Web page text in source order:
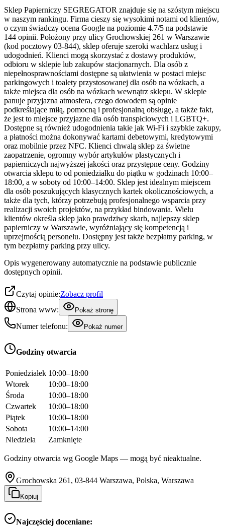
Sklep Papierniczy SEGREGATOR znajduje się na szóstym miejscu
w naszym rankingu. Firma cieszy się wysokimi notami od klientów,
o czym świadczy ocena Google na poziomie 4.7/5 na podstawie
144 opinii. Położony przy ulicy Grochowskiej 261 w Warszawie
(kod pocztowy 03-844), sklep oferuje szeroki wachlarz usług i
udogodnień. Klienci mogą skorzystać z dostawy produktów,
odbioru w sklepie lub zakupów stacjonarnych. Dla osób z
niepełnosprawnościami dostępne są ułatwienia w postaci miejsc
parkingowych i toalety przystosowanej dla osób na wózkach, a
także miejsca dla osób na wózkach wewnątrz sklepu. W sklepie
panuje przyjazna atmosfera, czego dowodem są opinie
podkreślające miłą, pomocną i profesjonalną obsługę, a także fakt,
że jest to miejsce przyjazne dla osób transpłciowych i LGBTQ+.
Dostępne są również udogodnienia takie jak Wi-Fi i szybkie zakupy,
a płatności można dokonywać kartami debetowymi, kredytowymi
oraz mobilnie przez NFC. Klienci chwalą sklep za świetne
zaopatrzenie, ogromny wybór artykułów plastycznych i
papierniczych najwyższej jakości oraz przystępne ceny. Godziny
otwarcia sklepu to od poniedziałku do piątku w godzinach 10:00–
18:00, a w soboty od 10:00–14:00. Sklep jest idealnym miejscem
dla osób poszukujących klasycznych kartek okolicznościowych, a
także dla tych, którzy potrzebują profesjonalnego wsparcia przy
realizacji swoich projektów, na przykład bindowania. Wielu
klientów określa sklep jako prawdziwy skarb, najlepszy sklep
papierniczy w Warszawie, wyróżniający się kompetencją i
uprzejmością personelu. Dostępny jest także bezpłatny parking, w
tym bezpłatny parking przy ulicy.
Opis wygenerowany automatycznie na podstawie publicznie
dostępnych opinii.
Czytaj opinie:Zobacz profil
Strona www:
Pokaż stronę
Numer telefonu: Pokaż numer
Godziny otwarcia
Poniedziałek 10:00–18:00
Wtorek
10:00–18:00
Środa
10:00–18:00
Czwartek
10:00–18:00
Piątek
10:00–18:00
Sobota
10:00–14:00
Niedziela
Zamknięte
Godziny otwarcia wg Google Maps — mogą być nieaktualne.
Grochowska 261, 03-844 Warszawa, Polska, Warszawa
Kopiuj
Najczęściej doceniane: